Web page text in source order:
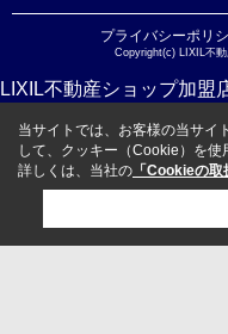
プライバシーポリ
Copyright(c) LIXIL不
LIXIL不動産ショップ加盟
当サイトでは、お客様の当サイ
して、クッキー（Cookie）を使
詳しくは、当社の 「Cookieの取